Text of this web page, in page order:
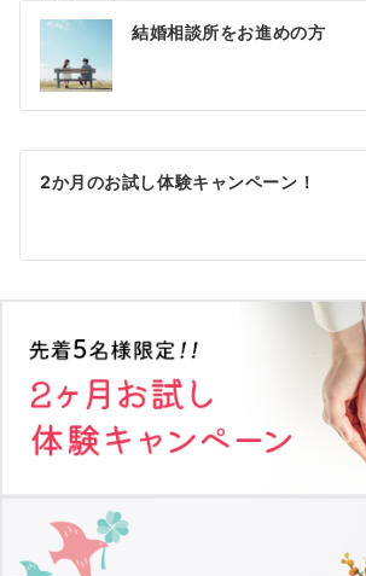
投
稿
ナ
ビ
ゲ
シ
ョ
ン
結婚相談所をお進めの方
2か月のお試し体験キャンペーン！